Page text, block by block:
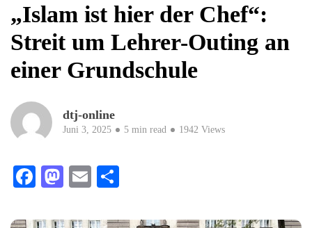
„Islam ist hier der Chef“:
Streit um Lehrer-Outing an
einer Grundschule
dtj-online
Juni 3, 2025 5 min read 1942 Views
Facebook
Mastodon
Email